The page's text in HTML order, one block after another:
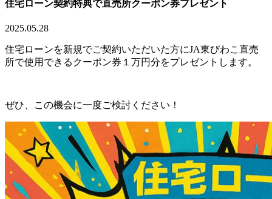
住宅ローン契約特典で直売所クーポン券プレゼント
2025.05.28
住宅ローンを新規でご契約いただいた方にJA東びわこ直売
所で使用できるクーポン券１万円分をプレゼントします。
ぜひ、この機会に一度ご検討ください！